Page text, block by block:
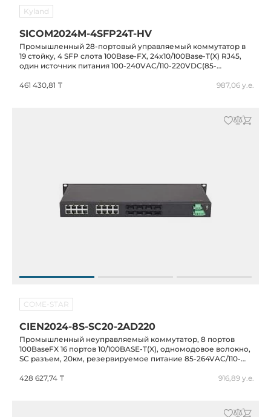
Kyland
SICOM2024M-4SFP24T-HV
Промышленный 28-портовый управляемый коммутатор в
19 стойку, 4 SFP слота 100Base-FX, 24x10/100Base-T(X) RJ45,
один источник питания 100-240VAC/110-220VDC(85-
461 430,81 ₸
987,06 у.е.
COME-STAR
CIEN2024-8S-SC20-2AD220
Промышленный неуправляемый коммутатор, 8 портов
100BaseFX 16 портов 10/100BASE-T(X), одномодовое волокно,
SC разъем, 20км, резервируемое питание 85-264VAC/110-
428 627,74 ₸
916,89 у.е.